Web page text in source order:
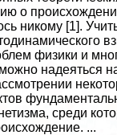
о
никому [1].
физики и
надеяться
среди
...